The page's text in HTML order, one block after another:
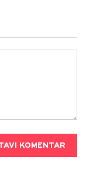
KOMENTAR